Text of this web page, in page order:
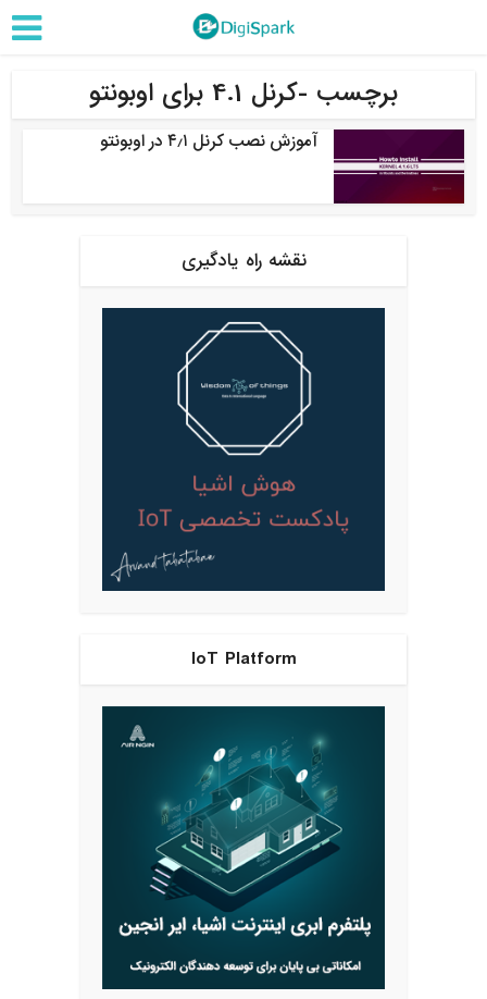
برچسب -کرنل 4.1 برای اوبونتو
آموزش نصب کرنل ۴٫۱ در اوبونتو
نقشه راه یادگیری
IoT Platform